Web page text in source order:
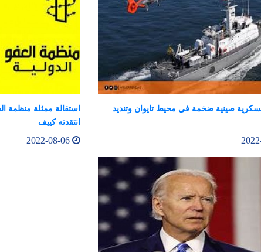
صينية ضخمة في محيط تايوان وتنديد
استقالة ممثلة منظمة
انتقدته كييف